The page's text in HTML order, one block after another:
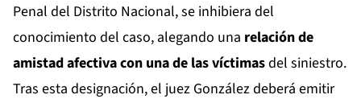
Penal del Distrito Nacional, se inhibiera del
conocimiento del caso, alegando una relación de
amistad afectiva con una de las víctimasdel siniestro.
Tras esta designación, el juez González deberá emitir